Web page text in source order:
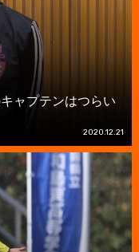
ャプテンはつらい
2020.12.21